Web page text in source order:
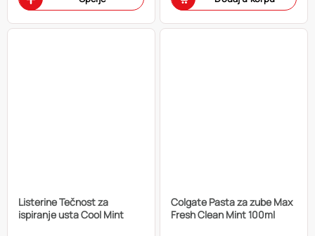
Listerine Tečnost za
ispiranje usta Cool Mint
Colgate Pasta za zube Max
Fresh Clean Mint 100ml